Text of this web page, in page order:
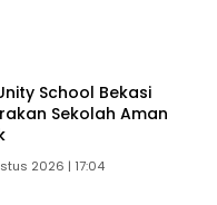
School Bekasi
Sekolah Aman
2026 | 17:04